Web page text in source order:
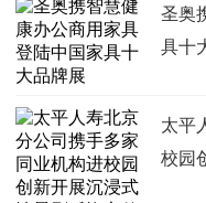
圣奥
具十
太平
校园